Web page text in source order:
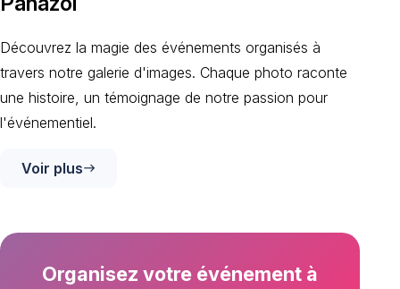
Découvrez la magie des événements organisés à
travers notre galerie d'images. Chaque photo raconte
une histoire, un témoignage de notre passion pour
l'événementiel.
Voir pluseast
Organisez votre événement à